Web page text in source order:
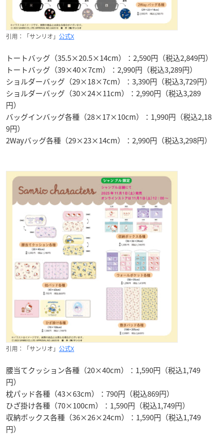
引用：「サンリオ」 公式X
トートバッグ（35.5×20.5×14cm）：2,590円（税込2,849円）
トートバッグ（39×40×7cm）：2,990円（税込3,289円）
ショルダーバッグ（29×18×7cm）：3,390円（税込3,729円）
ショルダーバッグ（30×24×11cm）：2,990円（税込3,289
円）
バッグインバッグ各種（28×17×10cm）：1,990円（税込2,18
9円）
2Wayバッグ各種（29×23×14cm）：2,990円（税込3,298円）
引用：「サンリオ」 公式X
腰当てクッション各種（20×40cm）：1,590円（税込1,749
円）
枕パッド各種（43×63cm）：790円（税込869円）
ひざ掛け各種（70×100cm）：1,590円（税込1,749円）
収納ボックス各種（36×26×24cm）：1,590円（税込1,749
円）